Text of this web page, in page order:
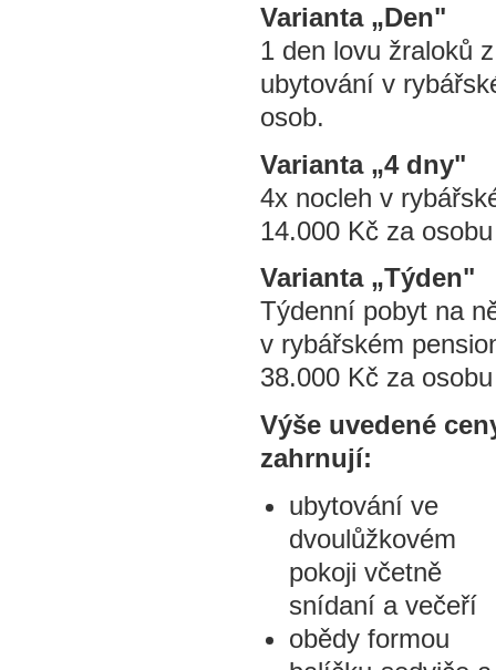
Varianta „Den"
1 den lovu žraloků
ubytování v
osob.
Varianta „4 dny"
4x nocleh v
14.000 Kč za
Varianta „Týden"
Týdenní pobyt na
v rybářském
38.000 Kč za
Výše uvedené
zahrnují:
ubytování ve
dvoulůžkovém
pokoji včetně
snídaní a večeří
obědy formou